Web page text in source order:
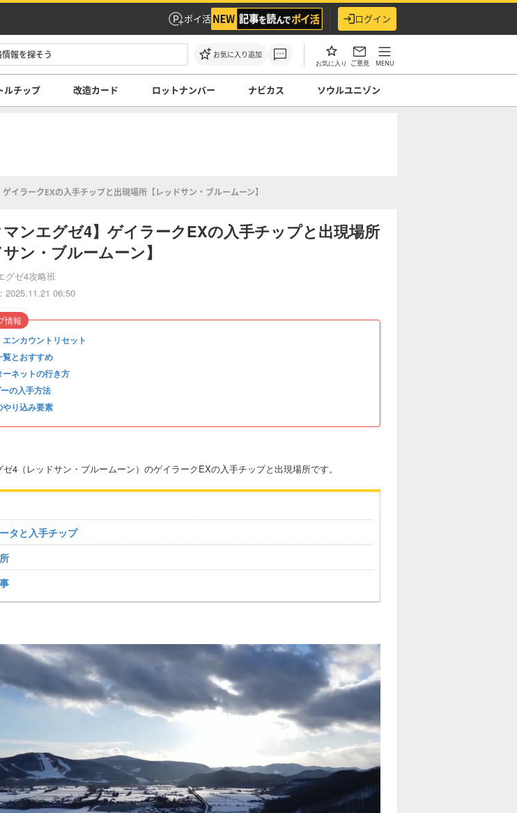
ポイ活 ログイン
お気に入り追加
お気に入り ご意見 MENU
ルチップ 改造カード ロットナンバー ナビカス ソウルユニゾン
ゲイラークEXの入手チップと出現場所【レッドサン・ブルームーン】
マンエグゼ4】ゲイラークEXの入手チップと出現場所
サン・ブルームーン】
グゼ4攻略班
2025.11.21 06:50
エンカウントリセット
とおすすめ
ーネットの行き方
の入手方法
やり込み要素
情報
ゼ4（レッドサン・ブルームーン）のゲイラークEXの入手チップと出現場所です。
タと入手チップ